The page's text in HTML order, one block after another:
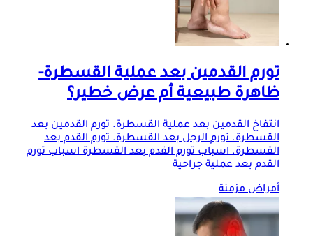
تورم القدمين بعد عملية القسطرة-
ظاهرة طبيعية أم عرض خطير؟
انتفاخ القدمين بعد عملية القسطرة. تورم القدمين بعد
القسطرة. تورم الرجل بعد القسطرة. تورم القدم بعد
القسطرة. اسباب تورم القدم بعد القسطرة اسباب تورم
القدم بعد عملية جراحية
أمراض مزمنة